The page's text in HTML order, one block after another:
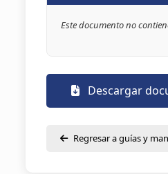
Este documento no
Descargar
Regresar a guías y